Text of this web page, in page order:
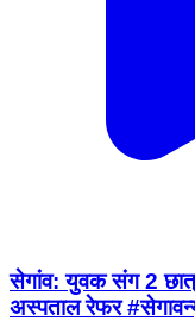
सेगांव: युवक संग 2
अस्पताल रेफर